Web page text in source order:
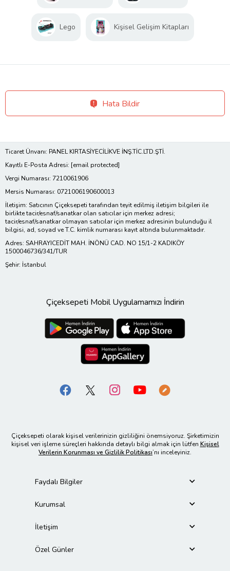
Lego Kişisel Gelişim Kitapları
Hata Bildir
Ticaret Ünvanı: PANEL KIRTASİYECİLİKVE İNŞ.TİC.LTD.ŞTİ.
Kayıtlı E-Posta Adresi: [email protected]
Vergi Numarası: 7210061906
Mersis Numarası: 0721006190600013
İletişim: Satıcının Çiçeksepeti tarafından teyit edilmiş iletişim bilgileri ile
birlikte tacir/esnaf/sanatkar olan satıcılar için merkez adresi;
tacir/esnaf/sanatkar olmayan satıcılar için merkez adresinin bulunduğu il
bilgisi, ad, soyad ve T.C. kimlik numarası kayıt altında bulunmaktadır.
Adres: SAHRAYICEDİT MAH. İNÖNÜ CAD. NO 15/1-2 KADIKÖY
1500046736/341/TUR
Şehir: İstanbul
Çiçeksepeti Mobil Uygulamamızı İndirin
Çiçeksepeti olarak kişisel verilerinizin gizliliğini önemsiyoruz. Şirketimizin
kişisel veri işleme süreçleri hakkında detaylı bilgi almak için lütfen Kişisel
Verilerin Korunması ve Gizlilik Politikası’nı inceleyiniz.
Faydalı Bilgiler
Kurumsal
İletişim
Özel Günler